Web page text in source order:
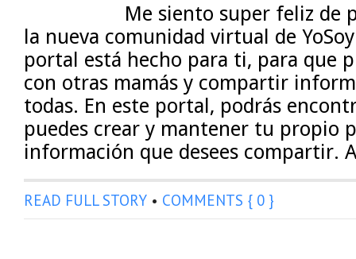
Me siento super feliz de
la nueva comunidad virtual de
portal está hecho para ti, para que
con otras mamás y compartir
todas. En este portal, podrás
puedes crear y mantener tu propio
información que desees compartir.
READ FULL STORY • COMMENTS { 0 }